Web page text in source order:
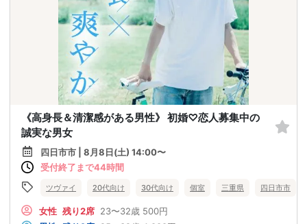
《高身長＆清潔感がある男性》 初婚♡恋人募集中の
誠実な男女
四日市市 | 8月8日(土) 14:00〜
受付終了まで44時間
ツヴァイ 20代向け 30代向け 個室 三重県 四日市市
女性 残り2席 23〜32歳 500円